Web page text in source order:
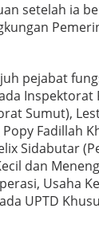
setelah ia
pejabat
Inspektorat
Sumut),
Fadillah
Sidabutar
dan
Usaha
UPTD